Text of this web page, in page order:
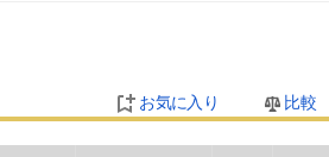
比較
お気に入り